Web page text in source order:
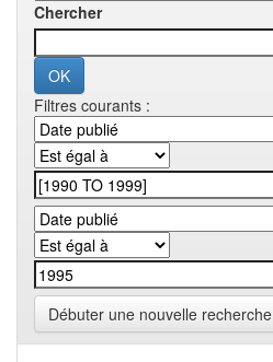
Chercher
Filtres courants :
Débuter une nouvelle recherche